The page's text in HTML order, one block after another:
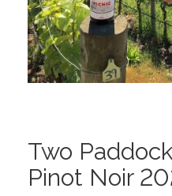
義大利 CANTINA ALICE BEL
德國 WEINGUT FREY｜芙蕾
烏拉圭 Los Cerros de San
Two
Pinot Noir